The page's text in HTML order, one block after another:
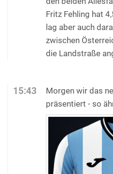
Fritz Fehling hat
lag aber auch
zwischen
die Landstraße
15:43
Morgen wir das
präsentiert - so